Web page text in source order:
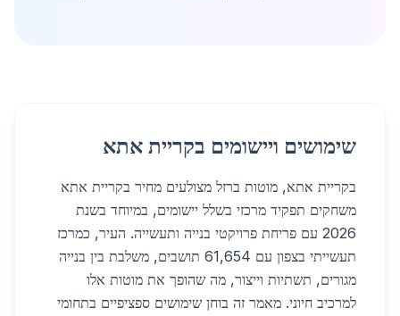
שימושים ויישומים בקריית אתא
בקריית אתא, מוטות ברזל מצולעים מחיר בקריית אתא
משחקים תפקיד מרכזי בשלל יישומים, במיוחד בשנת
2026 עם פריחת פרויקטי בנייה ותעשייה. העיר, כמרכז
תעשייתי בצפון עם 61,654 תושבים, משלבת בין בנייה
מגורים, תשתיות וייצור, מה שהופך את מוטות אלו
למרכיב חיוני. מאמר זה בוחן שימושים ספציפיים בתחומי